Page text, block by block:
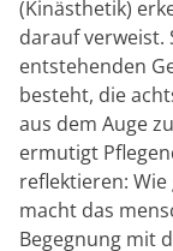
(Kinästhetik)
darauf verweist.
entstehenden
besteht, die
aus dem Auge
ermutigt
reflektieren: Wie
macht das
Begegnung mit